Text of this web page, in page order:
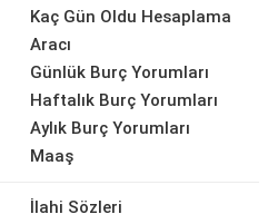
Kaç Gün Oldu Hesaplama
Aracı
Günlük Burç Yorumları
Haftalık Burç Yorumları
Aylık Burç Yorumları
Maaş
İlahi Sözleri